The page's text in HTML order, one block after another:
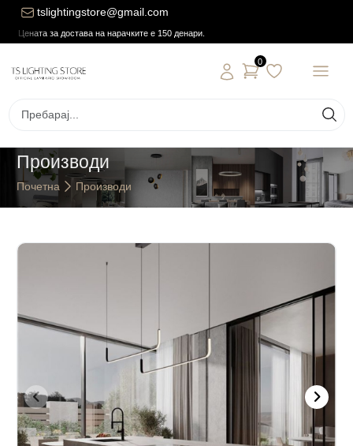
tslightingstore@gmail.com
Цената за достава на нарачките е 150 денари.
0
Производи
Почетна Производи